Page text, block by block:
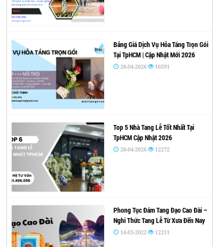
Bảng Giá Dịch Vụ Hỏa Táng Trọn Gói
Tại TpHCM | Cập Nhật Mới 2026
28-04-2026 16591
Top 5 Nhà Tang Lễ Tốt Nhất Tại
TpHCM Cập Nhật 2026
28-04-2026 12272
Phong Tục Đám Tang Đạo Cao Đài –
Nghi Thức Tang Lễ Từ Xưa Đến Nay
14-03-2022 12211